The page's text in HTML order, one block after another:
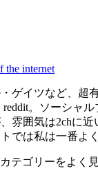
the internet
ゲイツなど、超
。ソーシャ
雰囲気は2chに
では私は一番よ
テゴリーをよく見